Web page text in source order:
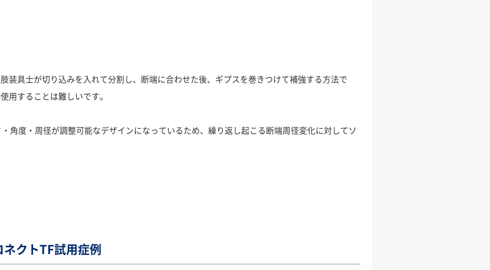
装具士が切り込みを入れて分割し、断端に合わせた後、ギプスを巻きつけて補強する方法で
用することは難しいです。
角度・周径が調整可能なデザインになっているため、繰り返し起こる断端周径変化に対してソ
クトTF試用症例